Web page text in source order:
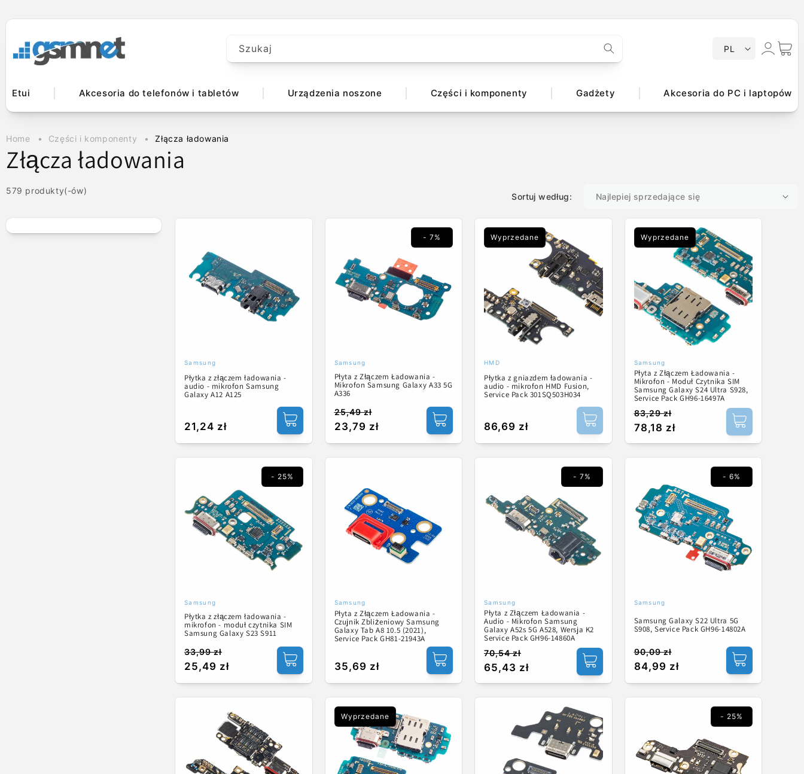
Szukaj
y
PL
Zaloguj
się
Koszyk
Etui Akcesoria do telefonów i tabletów Urządzenia noszone Części i komponenty Gadżety Akcesoria do PC i laptopów
Home Części i komponenty Złącza ładowania
K
o
l
e
Złącza ładowania
579 produkty(-ów)
Sortuj według:
Dostawca:
Samsung
Płytka z złączem ładowania -
audio - mikrofon Samsung
Galaxy A12 A125
Cena
regularna
21,24 zł
- 7%
Dostawca:
Samsung
Płyta z Złączem Ładowania -
Mikrofon Samsung Galaxy A33 5G
A336
Cena
25,49 zł
Cena
23,79 zł
Wyprzedane
Dostawca:
HMD
Płytka z gniazdem ładowania -
audio - mikrofon HMD Fusion,
Service Pack 301SQ503H034
Cena
regularna
86,69 zł
Wyprzedane
Dostawca:
Samsung
Płyta z Złączem Ładowania -
Mikrofon - Moduł Czytnika SIM
Samsung Galaxy S24 Ultra S928,
Service Pack GH96-16497A
Cena
83,29 zł
Cena
78,18 zł
- 25%
Dostawca:
Samsung
Płytka z złączem ładowania -
mikrofon - moduł czytnika SIM
Samsung Galaxy S23 S911
Cena
33,99 zł
Cena
25,49 zł
Dostawca:
Samsung
Płyta z Złączem Ładowania -
Czujnik Zbliżeniowy Samsung
Galaxy Tab A8 10.5 (2021),
Service Pack GH81-21943A
Cena
regularna
35,69 zł
- 7%
Dostawca:
Samsung
Płyta z Złączem Ładowania -
Audio - Mikrofon Samsung
Galaxy A52s 5G A528, Wersja K2
Service Pack GH96-14860A
Cena
70,54 zł
Cena
65,43 zł
- 6%
Dostawca:
Samsung
Samsung Galaxy S22 Ultra 5G
S908, Service Pack GH96-14802A
Cena
90,09 zł
Cena
84,99 zł
Wyprzedane - 25%